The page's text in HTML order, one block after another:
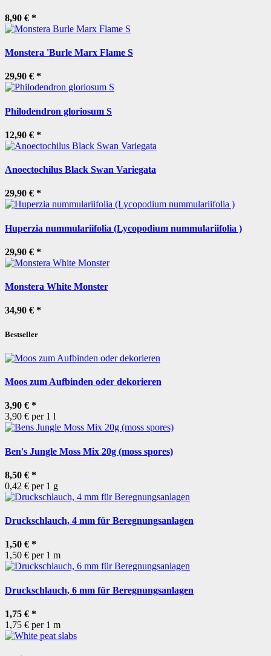
8,90 € *
Monstera 'Burle Marx Flame S
29,90 € *
Philodendron gloriosum S
12,90 € *
Anoectochilus Black Swan Variegata
29,90 € *
Huperzia nummulariifolia (Lycopodium nummulariifolia )
29,90 € *
Monstera White Monster
34,90 € *
Bestseller
Moos zum Aufbinden oder dekorieren
3,90 € *
3,90 € per 1 l
Ben's Jungle Moss Mix 20g (moss spores)
8,50 € *
0,42 € per 1 g
Druckschlauch, 4 mm für Beregnungsanlagen
1,50 € *
1,50 € per 1 m
Druckschlauch, 6 mm für Beregnungsanlagen
1,75 € *
1,75 € per 1 m